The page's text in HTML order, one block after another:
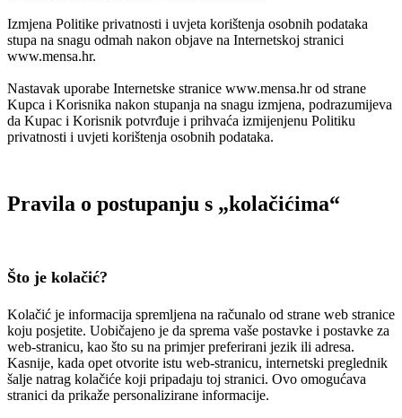
Izmjena Politike privatnosti i uvjeta korištenja osobnih podataka
stupa na snagu odmah nakon objave na Internetskoj stranici
www.mensa.hr.
Nastavak uporabe Internetske stranice www.mensa.hr od strane
Kupca i Korisnika nakon stupanja na snagu izmjena, podrazumijeva
da Kupac i Korisnik potvrđuje i prihvaća izmijenjenu Politiku
privatnosti i uvjeti korištenja osobnih podataka.
Pravila o postupanju s „kolačićima“
Što je kolačić?
Kolačić je informacija spremljena na računalo od strane web stranice
koju posjetite. Uobičajeno je da sprema vaše postavke i postavke za
web-stranicu, kao što su na primjer preferirani jezik ili adresa.
Kasnije, kada opet otvorite istu web-stranicu, internetski preglednik
šalje natrag kolačiće koji pripadaju toj stranici. Ovo omogućava
stranici da prikaže personalizirane informacije.